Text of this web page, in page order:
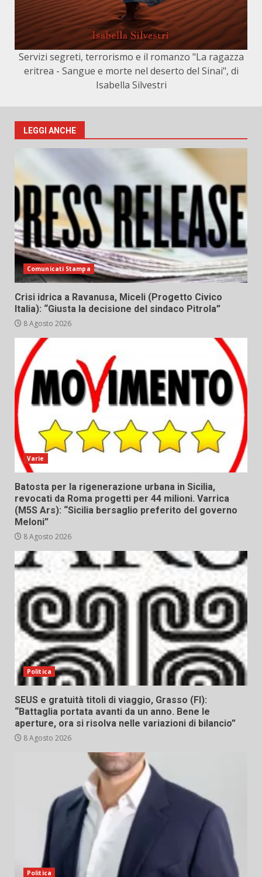
Servizi segreti, terrorismo e il romanzo "La ragazza
eritrea - Sangue e morte nel deserto del Sinai", di
Isabella Silvestri
LEGGI ANCHE
Comunicati Stampa
Crisi idrica a Ravanusa, Miceli (Progetto Civico
Italia): “Giusta la decisione del sindaco Pitrola”
8 Agosto 2026
Varie
Batosta per la rigenerazione urbana in Sicilia,
revocati da Roma progetti per 44 milioni. Varrica
(M5S Ars): “Sicilia bersaglio preferito del governo
Meloni”
8 Agosto 2026
Politica
SEUS e gratuità titoli di viaggio, Grasso (FI):
“Battaglia portata avanti da un anno. Bene le
aperture, ora si risolva nelle variazioni di bilancio”
8 Agosto 2026
Politica